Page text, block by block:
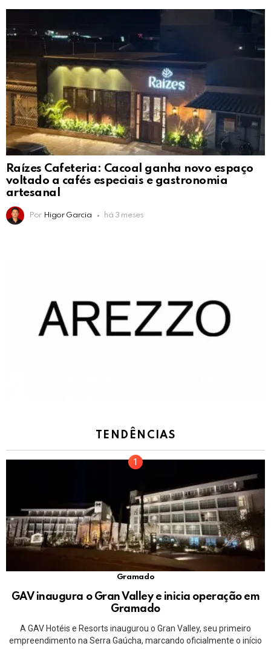
Raízes Cafeteria: Cacoal ganha novo espaço
voltado a cafés especiais e gastronomia
artesanal
Por Higor Garcia há 3 meses
TENDÊNCIAS
Gramado
GAV inaugura o Gran Valley e inicia operação em
Gramado
A GAV Hotéis e Resorts inaugurou o Gran Valley, seu primeiro
empreendimento na Serra Gaúcha, marcando oficialmente o início